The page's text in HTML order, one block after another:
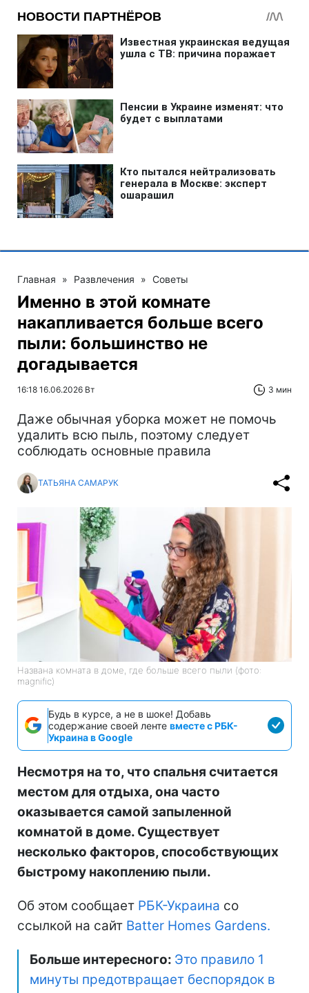
Главная » Развлечения » Советы
Именно в этой комнате
накапливается больше всего
пыли: большинство не
догадывается
16:18 16.06.2026 Вт 3 мин
Даже обычная уборка может не помочь
удалить всю пыль, поэтому следует
соблюдать основные правила
ТАТЬЯНА САМАРУК
Названа комната в доме, где больше всего пыли (фото:
magnific)
Будь в курсе, а не в шоке! Добавь
содержание своей ленте вместе с РБК-
Украина в Google
Несмотря на то, что спальня считается
местом для отдыха, она часто
оказывается самой запыленной
комнатой в доме. Существует
несколько факторов, способствующих
быстрому накоплению пыли.
Об этом сообщает РБК-Украина со
ссылкой на сайт Batter Homes Gardens.
Больше интересного: Это правило 1
минуты предотвращает беспорядок в